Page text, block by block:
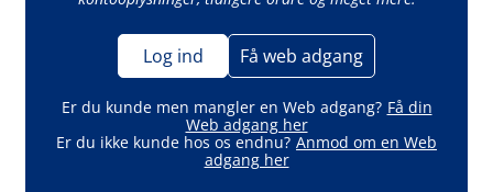
Log ind Få web adgang
Er du kunde men mangler en Web adgang? Få din
Web adgang her
Er du ikke kunde hos os endnu? Anmod om en Web
adgang her